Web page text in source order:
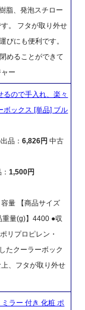
脂、発泡スチロー
。 フタが取り外せ
びにも便利です。
めることができて
ー
るので手入れ、楽々
ボックス [単品] ブル
品：6,826円 中古
：1,500円
量 【商品サイズ
量(g)】4400 ●収
リプロピレン・
たクーラーボック
、フタが取り外せ
ミラー 付き 化粧 ポ